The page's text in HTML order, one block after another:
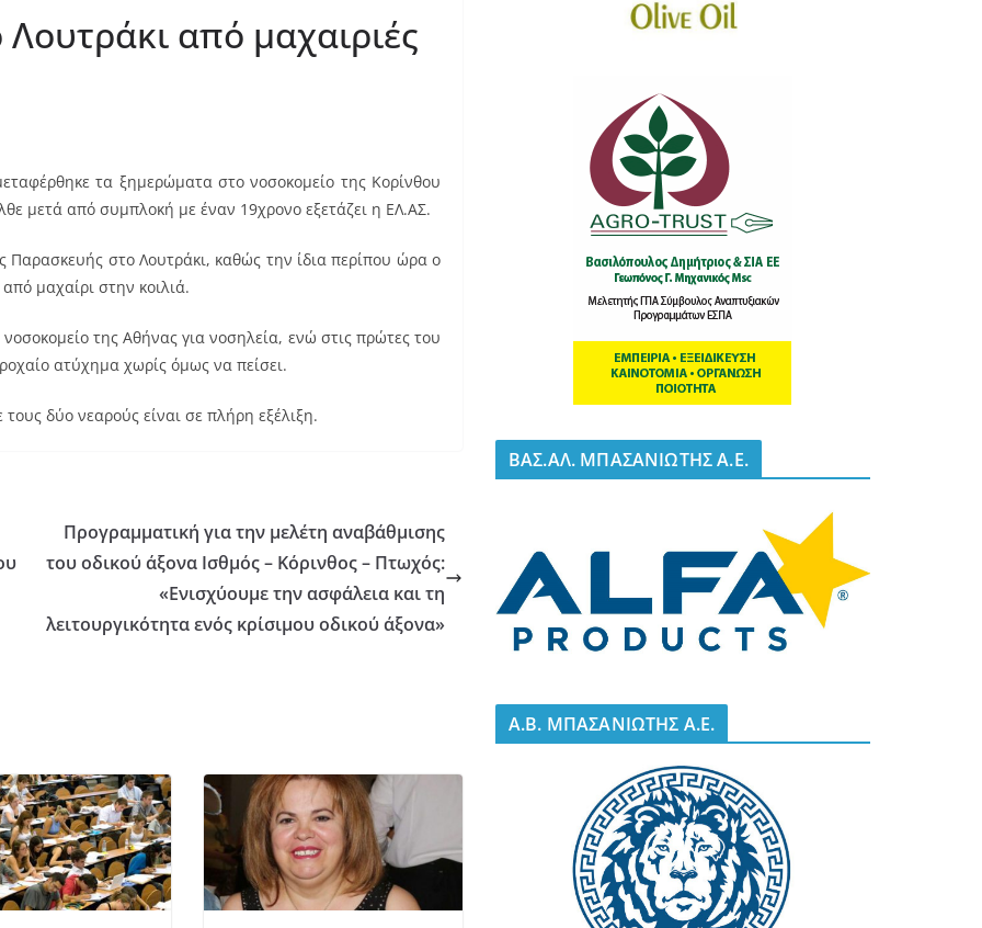
από μαχαιριές
τα ξημερώματα στο νοσοκομείο της Κορίνθου
μετά από συμπλοκή με έναν 19χρονο εξετάζει η ΕΛ.ΑΣ.
στο Λουτράκι, καθώς την ίδια περίπου ώρα ο
μαχαίρι στην κοιλιά.
της Αθήνας για νοσηλεία, ενώ στις πρώτες του
ατύχημα χωρίς όμως να πείσει.
δύο νεαρούς είναι σε πλήρη εξέλιξη.
Προγραμματική για την μελέτη αναβάθμισης
του οδικού άξονα Ισθμός – Κόρινθος – Πτωχός:
«Ενισχύουμε την ασφάλεια και τη
λειτουργικότητα ενός κρίσιμου οδικού άξονα»
BΑΣ.ΑΛ. ΜΠΑΣΑΝΙΩΤΗΣ Α.Ε.
A.B. ΜΠΑΣΑΝΙΩΤΗΣ Α.Ε.